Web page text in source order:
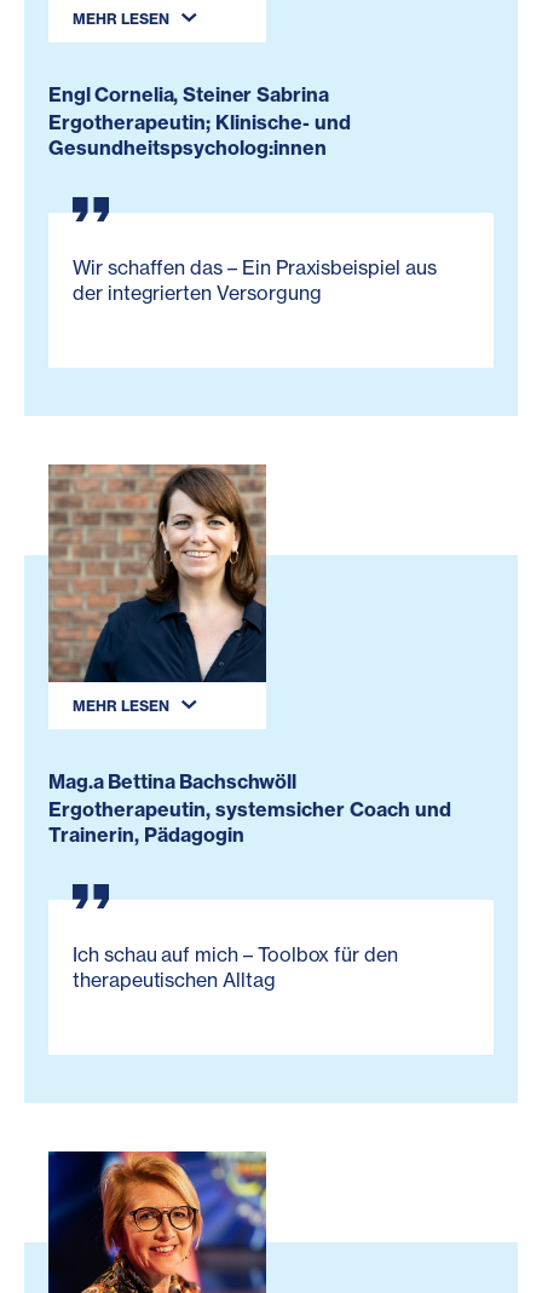
MEHR LESEN
Engl Cornelia, Steiner Sabrina
Ergotherapeutin; Klinische- und
Gesundheitspsycholog:innen
Wir schaffen das – Ein Praxisbeispiel aus
der integrierten Versorgung
MEHR LESEN
Mag.a Bettina Bachschwöll
Ergotherapeutin, systemsicher Coach und
Trainerin, Pädagogin
Ich schau auf mich – Toolbox für den
therapeutischen Alltag